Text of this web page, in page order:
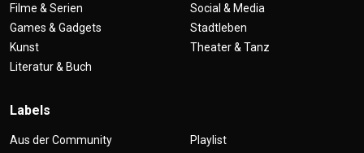
Filme & Serien
Games & Gadgets
Kunst
Literatur & Buch
Social & Media
Stadtleben
Theater & Tanz
Labels
Aus der Community
Playlist